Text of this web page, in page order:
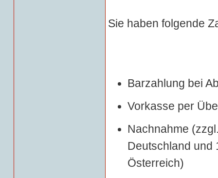
Sie haben folgende
Barzahlung bei
Vorkasse per
Nachnahme
Deutschland und
Österreich)